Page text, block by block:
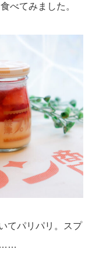
べてみました。
てパリパリ。スプ
……